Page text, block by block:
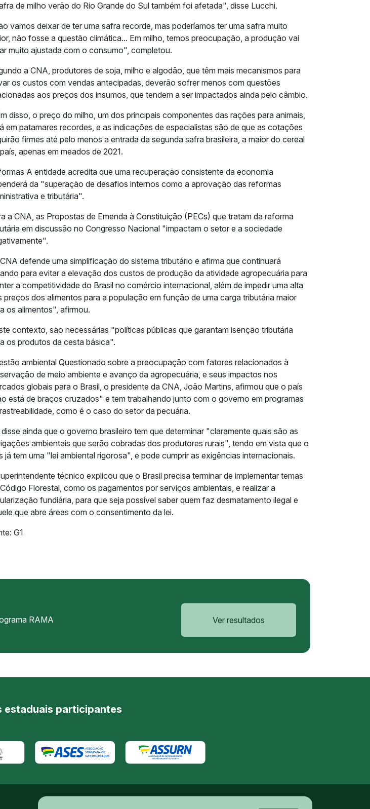
de milho verão do Rio Grande do Sul também foi afetada", disse Lucchi.
vamos deixar de ter uma safra recorde, mas poderíamos ter uma safra muito
não fosse a questão climática... Em milho, temos preocupação, a produção vai
muito ajustada com o consumo", completou.
a CNA, produtores de soja, milho e algodão, que têm mais mecanismos para
os custos com vendas antecipadas, deverão sofrer menos com questões
aos preços dos insumos, que tendem a ser impactados ainda pelo câmbio.
disso, o preço do milho, um dos principais componentes das rações para animais,
em patamares recordes, e as indicações de especialistas são de que as cotações
firmes até pelo menos a entrada da segunda safra brasileira, a maior do cereal
apenas em meados de 2021.
A entidade acredita que uma recuperação consistente da economia
da "superação de desafios internos como a aprovação das reformas
e tributária".
a CNA, as Propostas de Emenda à Constituição (PECs) que tratam da reforma
em discussão no Congresso Nacional "impactam o setor e a sociedade
defende uma simplificação do sistema tributário e afirma que continuará
para evitar a elevação dos custos de produção da atividade agropecuária para
a competitividade do Brasil no comércio internacional, além de impedir uma alta
preços dos alimentos para a população em função de uma carga tributária maior
os alimentos", afirmou.
contexto, são necessárias "políticas públicas que garantam isenção tributária
os produtos da cesta básica".
ambiental Questionado sobre a preocupação com fatores relacionados à
de meio ambiente e avanço da agropecuária, e seus impactos nos
globais para o Brasil, o presidente da CNA, João Martins, afirmou que o país
está de braços cruzados" e tem trabalhando junto com o governo em programas
como é o caso do setor da pecuária.
disse ainda que o governo brasileiro tem que determinar "claramente quais são as
ambientais que serão cobradas dos produtores rurais", tendo em vista que o
já tem uma "lei ambiental rigorosa", e pode cumprir as exigências internacionais.
técnico explicou que o Brasil precisa terminar de implementar temas
Florestal, como os pagamentos por serviços ambientais, e realizar a
fundiária, para que seja possível saber quem faz desmatamento ilegal e
que abre áreas com o consentimento da lei.
G1
RAMA Ver resultados
estaduais participantes